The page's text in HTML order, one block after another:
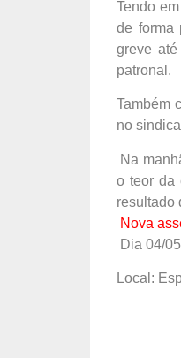
Tendo
de forma
greve
patronal.
Também
no
Na
o teor da
resultado
Nova
Dia 04/
Local: